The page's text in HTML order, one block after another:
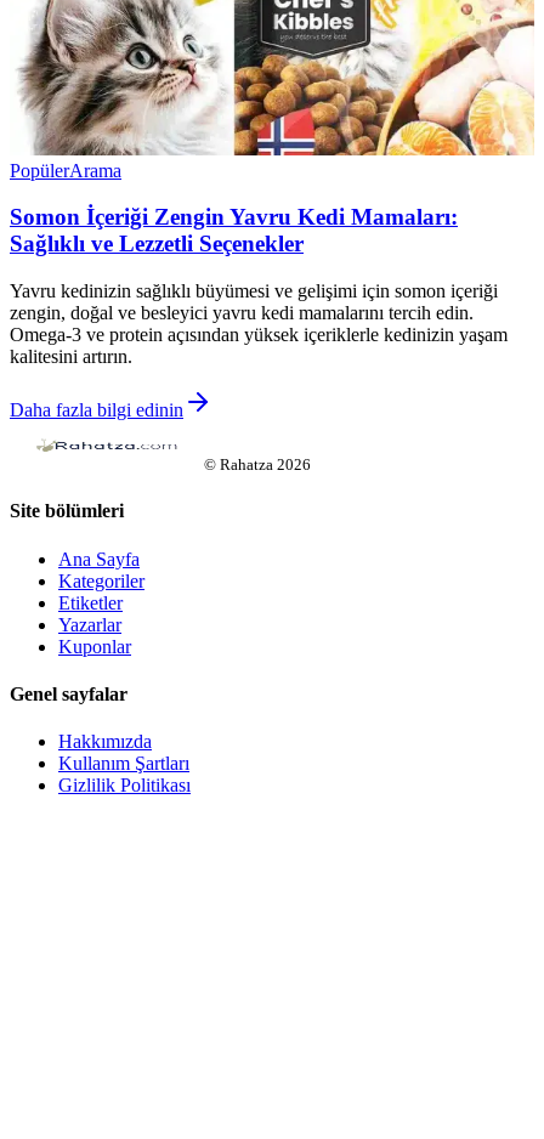
PopülerArama
Somon İçeriği Zengin Yavru Kedi Mamaları:
Sağlıklı ve Lezzetli Seçenekler
Yavru kedinizin sağlıklı büyümesi ve gelişimi için somon içeriği
zengin, doğal ve besleyici yavru kedi mamalarını tercih edin.
Omega-3 ve protein açısından yüksek içeriklerle kedinizin yaşam
kalitesini artırın.
Daha fazla bilgi edinin
© Rahatza 2026
Site bölümleri
Ana Sayfa
Kategoriler
Etiketler
Yazarlar
Kuponlar
Genel sayfalar
Hakkımızda
Kullanım Şartları
Gizlilik Politikası